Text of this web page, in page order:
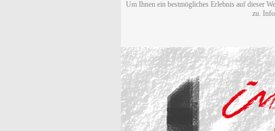
Um Ihnen ein bestmögliches Erlebnis auf dieser
zu.